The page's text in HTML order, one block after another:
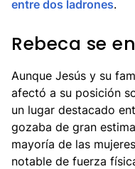
entre dos ladrones.
Rebeca se
Aunque Jesús y su
afectó a su posición
un lugar destacado
gozaba de gran
mayoría de las
notable de fuerza